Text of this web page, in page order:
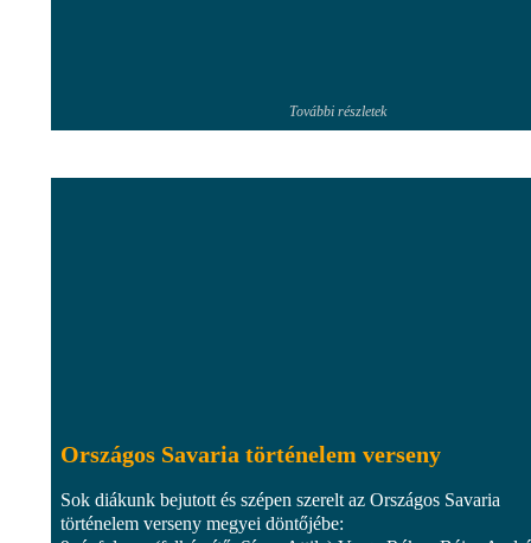
További részletek
Országos Savaria történelem verseny
Sok diákunk bejutott és szépen szerelt az Országos Savaria
történelem verseny megyei döntőjébe: